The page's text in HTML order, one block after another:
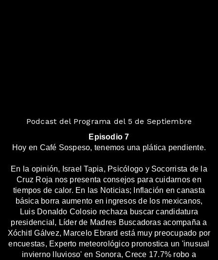
Podcast del Programa del 5 de Septiembre
Episodio 7
Hoy en Café Sospeso, tenemos una plática pendiente.
En la opinión, Israel Tapia, Psicólogo y Socorrista de la
Cruz Roja nos presenta consejos para cuidarnos en
tiempos de calor. En las Noticias; Inflación en canasta
básica borra aumento en ingresos de los mexicanos,
Luis Donaldo Colosio rechaza buscar candidatura
presidencial, Líder de Madres Buscadoras acompaña a
Xóchitl Gálvez, Marcelo Ebrard está muy preocupado por
encuestas, Experto meteorológico pronostica un 'inusual
invierno lluvioso' en Sonora, Crece 17.7% robo a